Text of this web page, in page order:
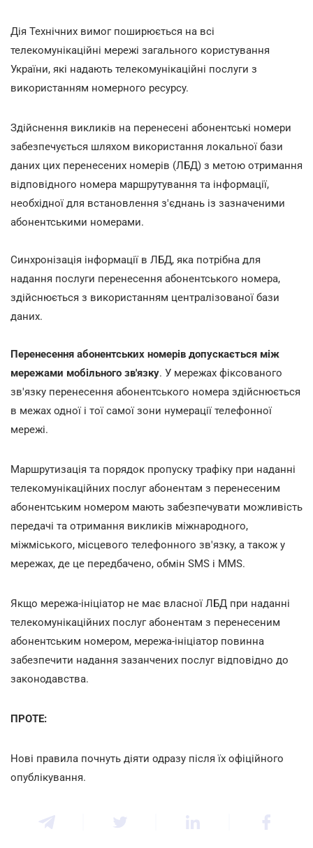
Дія Технічних вимог поширюється на всі
телекомунікаційні мережі загального користування
України, які надають телекомунікаційні послуги з
використанням номерного ресурсу.
Здійснення викликів на перенесені абонентські номери
забезпечується шляхом використання локальної бази
даних цих перенесених номерів (ЛБД) з метою отримання
відповідного номера маршрутування та інформації,
необхідної для встановлення з'єднань із зазначеними
абонентськими номерами.
Синхронізація інформації в ЛБД, яка потрібна для
надання послуги перенесення абонентського номера,
здійснюється з використанням централізованої бази
даних.
Перенесення абонентських номерів допускається між
мережами мобільного зв'язку. У мережах фіксованого
зв'язку перенесення абонентського номера здійснюється
в межах одної і тої самої зони нумерації телефонної
мережі.
Маршрутизація та порядок пропуску трафіку при наданні
телекомунікаційних послуг абонентам з перенесеним
абонентським номером мають забезпечувати можливість
передачі та отримання викликів міжнародного,
міжміського, місцевого телефонного зв'язку, а також у
мережах, де це передбачено, обмін SMS і MMS.
Якщо мережа-ініціатор не має власної ЛБД при наданні
телекомунікаційних послуг абонентам з перенесеним
абонентським номером, мережа-ініціатор повинна
забезпечити надання зазанчених послуг відповідно до
законодавства.
ПРОТЕ:
Нові правила почнуть діяти одразу після їх офіційного
опублікування.